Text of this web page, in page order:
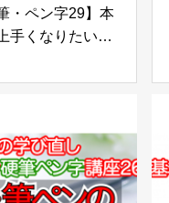
・ペン字29】本
手くなりたい方
アプローチ法